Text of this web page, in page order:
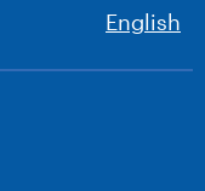
English